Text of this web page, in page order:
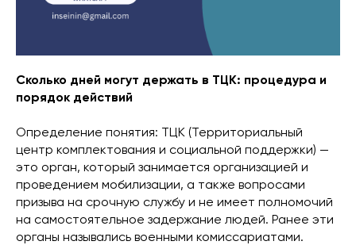
Сколько дней могут держать в ТЦК: процедура и
порядок действий
Определение понятия: ТЦК (Территориальный
центр комплектования и социальной поддержки) —
это орган, который занимается организацией и
проведением мобилизации, а также вопросами
призыва на срочную службу и не имеет полномочий
на самостоятельное задержание людей. Ранее эти
органы назывались военными комиссариатами.